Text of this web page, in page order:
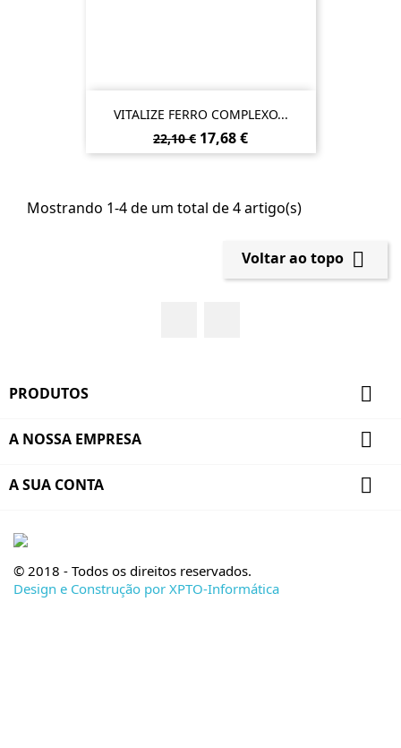
VITALIZE FERRO COMPLEXO...
Preço
normal
22,10 € Preço
17,68 €
Mostrando 1-4 de um total de 4 artigo(s)
Voltar ao topo 
PRODUTOS 
A NOSSA EMPRESA 
A SUA CONTA 
© 2018 - Todos os direitos reservados.
Design e Construção por XPTO-Informática